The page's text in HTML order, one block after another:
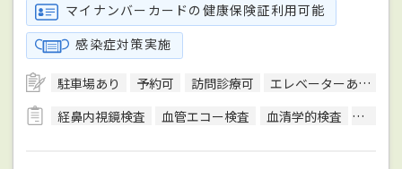
マイナンバーカードの健康保険証利用可能
感染症対策実施
駐車場あり 予約可 訪問診療可 エレベーターあり
経鼻内視鏡検査
血管エコー検査 血清学的検査 呼吸機